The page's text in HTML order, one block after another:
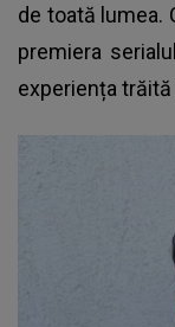
de toată lumea.
premiera
experiența